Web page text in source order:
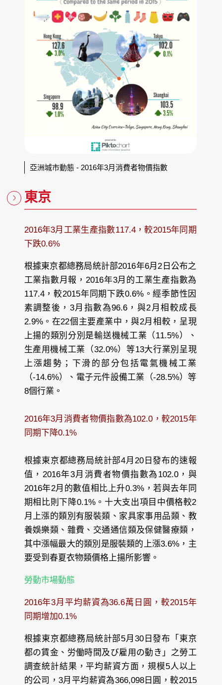
亞洲城市動態 - 2016年3月消費者物價指數
東京
2016年3月工業生產指數117.4，較2015年同期
下跌0.6%
根據東京都總務局統計部2016年6月2日公布之
工業指數月報，2016年3月的工業生產指數為
117.4，較2015年同期下跌0.6%。經季節性因
素調整後，3月指數為96.6，與2月相較成長
2.9%。在22個主要產業中，與2月相較，呈現
上揚的類別分別是輸送機械工業（11.5%）、
生產用機械工業（32.0%）等13大行業別呈現
上漲趨勢；下滑的部分包括電氣機械工業
（-14.6%）、電子元件設備工業（-28.5%）等
8個行業。
2016年3月消費者物價指數為102.0，較2015年
同期下降0.1%
根據東京都總務局統計部4月20日發布的速報
值，2016年3月消費者物價指數為102.0，與
2016年2月的數值相比上升0.3%，若與去年同
期相比則下降0.1%。十大支出項目中價格較2
月上漲的類別有服裝類、家具家事用品類、教
養娛樂類、雜費、交通通信類及保健醫療類，
其中漲幅最大的類別是服裝類的上漲3.6%，主
要受到春夏衣物類價格上揚所影響。
勞動市場動態
2016年3月平均薪資為36.6萬日圓，較2015年
同期增加0.1%
根據東京都總務局統計部5月30日發布「東京
都の賃金、労働時間及び雇用の動き」之勞工
調查統計結果，平均薪資方面，規模5人以上
的公司，3月平均薪資為366,098日圓，較2015